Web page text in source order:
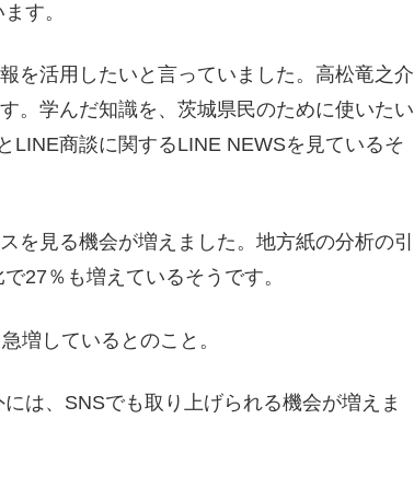
す。
を活用したいと言っていました。高松竜之介
。学んだ知識を、茨城県民のために使いたい
LINE商談に関するLINE NEWSを見ているそ
を見る機会が増えました。地方紙の分析の引
27％も増えているそうです。
増しているとのこと。
は、SNSでも取り上げられる機会が増えま